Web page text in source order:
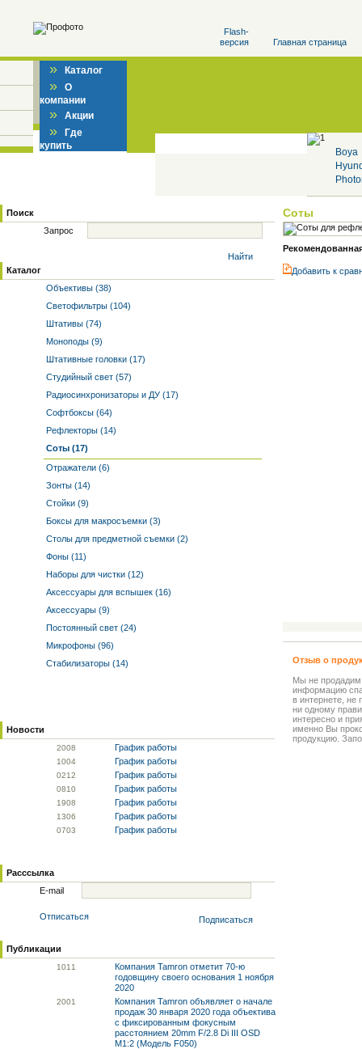
Flash-
версия
Главная страница
» Каталог
» О
компании
» Акции
» Где
купить
Boya
Поиск
Запрос
Найти
Каталог
Объективы (38)
Светофильтры (104)
Штативы (74)
Моноподы (9)
Штативные головки (17)
Студийный свет (57)
Радиосинхронизаторы и ДУ (17)
Софтбоксы (64)
Рефлекторы (14)
Соты (17)
Отражатели (6)
Зонты (14)
Стойки (9)
Боксы для макросъемки (3)
Столы для предметной съемки (2)
Фоны (11)
Наборы для чистки (12)
Аксессуары для вспышек (16)
Аксессуары (9)
Постоянный свет (24)
Микрофоны (96)
Стабилизаторы (14)
Новости
2008 График работы
1004 График работы
0212 График работы
0810 График работы
1908 График работы
1306 График работы
0703 График работы
Расссылка
E-mail
Отписаться Подписаться
Публикации
1011
Компания Tamron отметит 70-ю
годовщину своего основания 1 ноября
2020
2001
Компания Tamron объявляет о начале
продаж 30 января 2020 года объектива
с фиксированным фокусным
расстоянием 20mm F/2.8 Di III OSD
M1:2 (Модель F050)
Соты
Добавить к
Отзыв о
Мы не
информацию
в интернете, не
ни одному
интересно и
именно Вы
продукцию.